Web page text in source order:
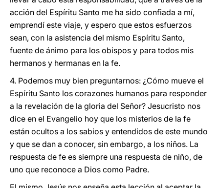
acción del Espíritu Santo me ha sido confiada a mí,
emprendí este viaje, y espero que estos esfuerzos
sean, con la asistencia del mismo Espíritu Santo,
fuente de ánimo para los obispos y para todos mis
hermanos y hermanas en la fe.
4. Podemos muy bien preguntarnos: ¿Cómo mueve el
Espíritu Santo los corazones humanos para responder
a la revelación de la gloria del Señor? Jesucristo nos
dice en el Evangelio hoy que los misterios de la fe
están ocultos a los sabios y entendidos de este mundo
y que se dan a conocer, sin embargo, a los niños. La
respuesta de fe es siempre una respuesta de niño, de
uno que reconoce a Dios como Padre.